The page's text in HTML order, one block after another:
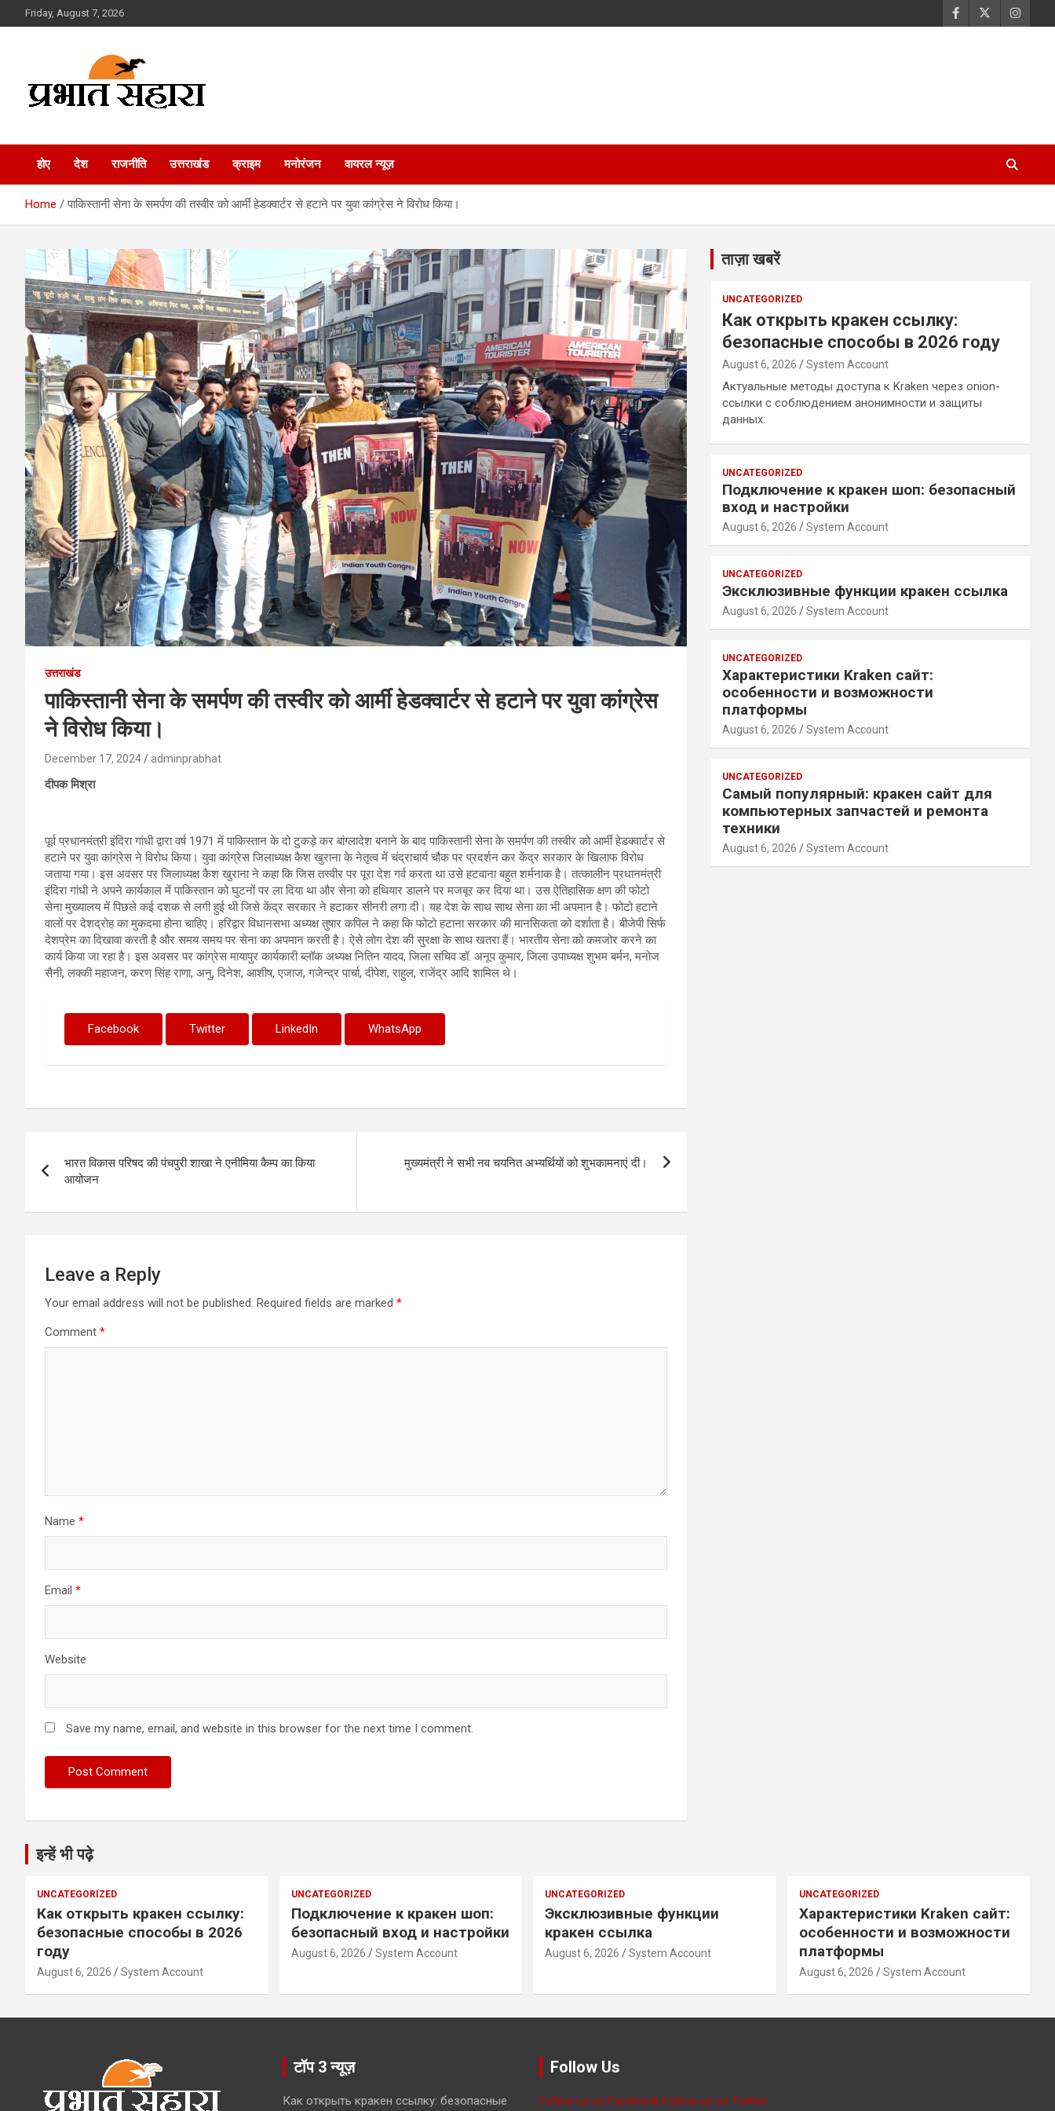
to
Friday, August 7, 2026
Prabhat Sahara
होए देश राजनीति उत्तराखंड क्राइम मनोरंजन वायरल न्यूज़
Home पाकिस्तानी सेना के समर्पण की तस्वीर को आर्मी हेडक्वार्टर से हटाने पर युवा कांग्रेस ने विरोध किया।
उत्तराखंड
पाकिस्तानी सेना के समर्पण की तस्वीर को आर्मी हेडक्वार्टर से हटाने पर युवा कांग्रेस
ने विरोध किया।
December 17, 2024 adminprabhat
दीपक मिश्रा
पूर्व प्रधानमंत्री इंदिरा गांधी द्वारा वर्ष 1971 में पाकिस्तान के दो टुकड़े कर बांग्लादेश बनाने के बाद पाकिस्तानी सेना के समर्पण की तस्वीर को आर्मी हेडक्वार्टर से
हटाने पर युवा कांग्रेस ने विरोध किया। युवा कांग्रेस जिलाध्यक्ष कैश खुराना के नेतृत्व में चंद्राचार्य चौक पर प्रदर्शन कर केंद्र सरकार के खिलाफ विरोध
जताया गया। इस अवसर पर जिलाध्यक्ष कैश खुराना ने कहा कि जिस तस्वीर पर पूरा देश गर्व करता था उसे हटवाना बहुत शर्मनाक है। तत्कालीन प्रधानमंत्री
इंदिरा गांधी ने अपने कार्यकाल में पाकिस्तान को घुटनों पर ला दिया था और सेना को हथियार डालने पर मजबूर कर दिया था। उस ऐतिहासिक क्षण की फोटो
सेना मुख्यालय में पिछले कई दशक से लगी हुई थी जिसे केंद्र सरकार ने हटाकर सीनरी लगा दी। यह देश के साथ साथ सेना का भी अपमान है। फोटो हटाने
वालों पर देशद्रोह का मुकदमा होना चाहिए। हरिद्वार विधानसभा अध्यक्ष तुषार कपिल ने कहा कि फोटो हटाना सरकार की मानसिकता को दर्शाता है। बीजेपी सिर्फ
देशप्रेम का दिखावा करती है और समय समय पर सेना का अपमान करती है। ऐसे लोग देश की सुरक्षा के साथ खतरा हैं। भारतीय सेना को कमजोर करने का
कार्य किया जा रहा है। इस अवसर पर कांग्रेस मायापुर कार्यकारी ब्लॉक अध्यक्ष नितिन यादव, जिला सचिव डॉ. अनूप कुमार, जिला उपाध्यक्ष शुभम बर्मन, मनोज
सैनी, लक्की महाजन, करण सिंह राणा, अनु, दिनेश, आशीष, एजाज, गजेन्द्र पार्चा, दीपेश, राहुल, राजेंद्र आदि शामिल थे।
Facebook Twitter LinkedIn WhatsApp
navigation
भारत विकास परिषद की पंचपुरी शाखा ने एनीमिया कैम्प का किया
आयोजन
मुख्यमंत्री ने सभी नव चयनित अभ्यर्थियों को शुभकामनाएं दी।
Leave a Reply
Your email address will not be published. Required fields are marked *
Comment *
Name *
Email *
Website
Save my name, email, and website in this browser for the next time I comment.
ताज़ा खबरें
UNCATEGORIZED
Как открыть кракен ссылку:
безопасные способы в 2026 году
August 6, 2026 System Account
Актуальные методы доступа к Kraken через onion-
ссылки с соблюдением анонимности и защиты
данных.
UNCATEGORIZED
Подключение к кракен шоп: безопасный
вход и настройки
August 6, 2026 System Account
UNCATEGORIZED
Эксклюзивные функции кракен ссылка
August 6, 2026 System Account
UNCATEGORIZED
Характеристики Kraken сайт:
особенности и возможности
платформы
August 6, 2026 System Account
UNCATEGORIZED
Самый популярный: кракен сайт для
компьютерных запчастей и ремонта
техники
August 6, 2026 System Account
इन्हें भी पढ़े
UNCATEGORIZED
Как открыть кракен ссылку:
безопасные способы в 2026
году
August 6, 2026 System Account
UNCATEGORIZED
Подключение к кракен шоп:
безопасный вход и настройки
August 6, 2026 System Account
UNCATEGORIZED
Эксклюзивные функции
кракен ссылка
August 6, 2026 System Account
UNCATEGORIZED
Характеристики Kraken сайт:
особенности и возможности
платформы
August 6, 2026 System Account
टॉप 3 न्यूज़
Как открыть кракен ссылку: безопасные
Follow Us
Follow us on Facebook Follow us on Twitter